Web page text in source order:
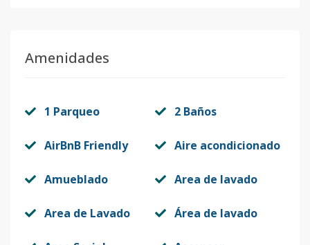
Amenidades
1 Parqueo 2 Baños
AirBnB Friendly Aire acondicionado
Amueblado Area de lavado
Area de Lavado Área de lavado